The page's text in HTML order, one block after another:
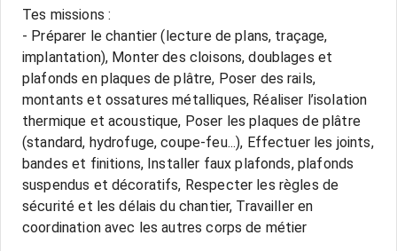
Tes missions :
- Préparer le chantier (lecture de plans, traçage,
implantation), Monter des cloisons, doublages et
plafonds en plaques de plâtre, Poser des rails,
montants et ossatures métalliques, Réaliser l’isolation
thermique et acoustique, Poser les plaques de plâtre
(standard, hydrofuge, coupe-feu...), Effectuer les joints,
bandes et finitions, Installer faux plafonds, plafonds
suspendus et décoratifs, Respecter les règles de
sécurité et les délais du chantier, Travailler en
coordination avec les autres corps de métier